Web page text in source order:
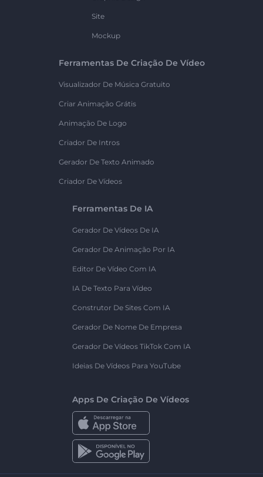
Site
Mockup
Ferramentas De Criação De Vídeo
Visualizador De Música Gratuito
Criar Animação Grátis
Animação De Logo
Criador De Intros
Gerador De Texto Animado
Criador De Vídeos
Ferramentas De IA
Gerador De Vídeos De IA
Gerador De Animação Por IA
Editor De Vídeo Com IA
IA De Texto Para Vídeo
Construtor De Sites Com IA
Gerador De Nome De Empresa
Gerador De Vídeos TikTok Com IA
Ideias De Vídeos Para YouTube
Apps De Criação De Vídeos